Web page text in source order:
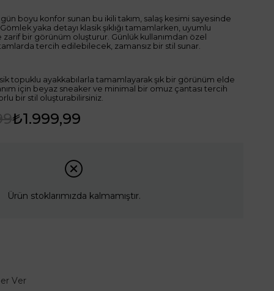
boyu konfor sunan bu ikili takım, salaş kesimi sayesinde
yaka detayı klasik şıklığı tamamlarken, uyumlu
bir görünüm oluşturur. Günlük kullanımdan özel
tercih edilebilecek, zamansız bir stil sunar.
topuklu ayakkabılarla tamamlayarak şık bir görünüm elde
için beyaz sneaker ve minimal bir omuz çantası tercih
bir stil oluşturabilirsiniz.
₺1.999,99
Ürün stoklarımızda kalmamıştır.
Ver